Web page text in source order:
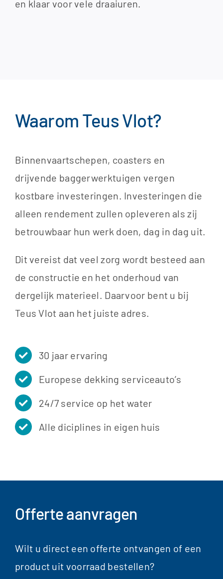
en klaar voor vele draaiuren.​
Waarom Teus Vlot?
Binnenvaartschepen, coasters en
drijvende baggerwerktuigen vergen
kostbare investeringen. Investeringen die
alleen rendement zullen opleveren als zij
betrouwbaar hun werk doen, dag in dag uit.
Dit vereist dat veel zorg wordt besteed aan
de constructie en het onderhoud van
dergelijk materieel. Daarvoor bent u bij
Teus Vlot aan het juiste adres.
30 jaar ervaring
Europese dekking serviceauto’s
24/7 service op het water
Alle diciplines in eigen huis
Offerte aanvragen
Wilt u direct een offerte ontvangen of een
product uit voorraad bestellen?